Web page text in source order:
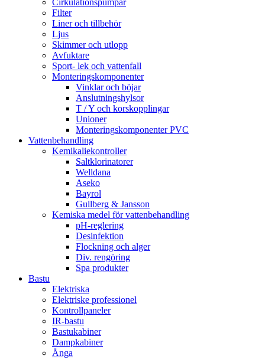
Cirkulationspumpar
Filter
Liner och tillbehör
Ljus
Skimmer och utlopp
Avfuktare
Sport- lek och vattenfall
Monteringskomponenter
Vinklar och böjar
Anslutningshylsor
T / Y och korskopplingar
Unioner
Monteringskomponenter PVC
Vattenbehandling
Kemikaliekontroller
Saltklorinatorer
Welldana
Aseko
Bayrol
Gullberg & Jansson
Kemiska medel för vattenbehandling
pH-reglering
Desinfektion
Flockning och alger
Div. rengöring
Spa produkter
Bastu
Elektriska
Elektriske professionel
Kontrollpaneler
IR-bastu
Bastukabiner
Dampkabiner
Ånga